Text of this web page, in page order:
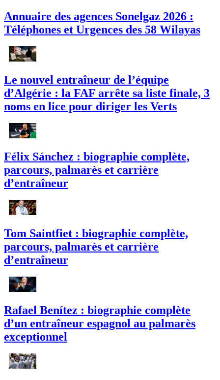
Annuaire des agences Sonelgaz 2026 :
Téléphones et Urgences des 58 Wilayas
Le nouvel entraîneur de l’équipe
d’Algérie : la FAF arrête sa liste finale, 3
noms en lice pour diriger les Verts
Félix Sánchez : biographie complète,
parcours, palmarès et carrière
d’entraîneur
Tom Saintfiet : biographie complète,
parcours, palmarès et carrière
d’entraîneur
Rafael Benítez : biographie complète
d’un entraîneur espagnol au palmarès
exceptionnel